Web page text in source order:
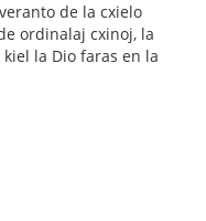
de la cxielo
ordinalaj cxinoj, la
la Dio faras en la